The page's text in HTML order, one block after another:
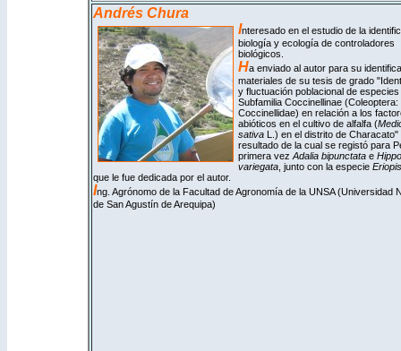
Andrés Chura
Interesado en el estudio de la
biología y ecología de controladores
biológicos.
Ha enviado al autor para su
materiales de su tesis de grado
y fluctuación poblacional de especies
Subfamilia Coccinellinae (Coleoptera:
Coccinellidae) en relación a los
abióticos en el cultivo de alfalfa (
sativa L.) en el distrito de Characato"
resultado de la cual se registó para
primera vez Adalia bipunctatae
variegata, junto con la especie Eriopis
que le fue dedicada por el autor.
Ing. Agrónomo de la Facultad de Agronomía de la UNSA (Universidad
de San Agustín de Arequipa)